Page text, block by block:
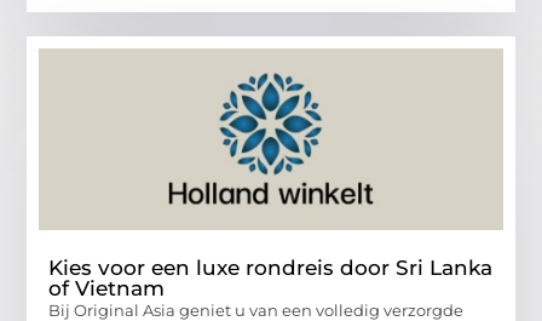
Kies voor een luxe rondreis door Sri Lanka
of Vietnam
Bij Original Asia geniet u van een volledig verzorgde